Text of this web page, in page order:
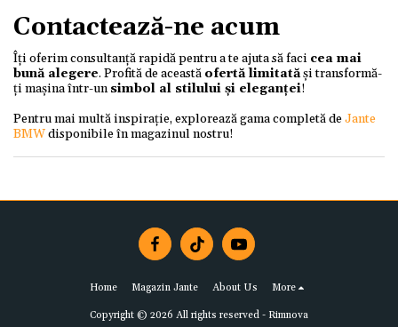
Contactează-ne acum
Îți oferim consultanță rapidă pentru a te ajuta să faci cea mai
bună alegere. Profită de această ofertă limitatăși transformă-
ți mașina într-unsimbol al stilului și eleganței!
Pentru mai multă inspirație, explorează gama completă deJante
BMWdisponibile în magazinul nostru!
Home Magazin Jante About Us More
Copyright © 2026 All rights reserved - Rimnova